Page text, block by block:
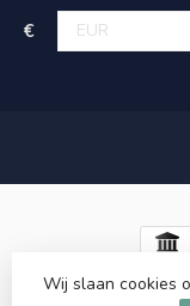
€
© Copyright 2026
Wij slaan cookies